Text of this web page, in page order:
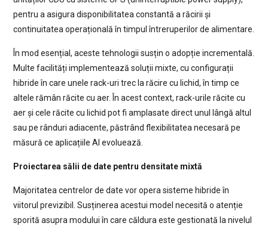
pentru a asigura disponibilitatea constantă a răcirii și
continuitatea operațională în timpul întreruperilor de alimentare.
În mod esențial, aceste tehnologii susțin o adopție incrementală.
Multe facilități implementează soluții mixte, cu configurații
hibride în care unele rack-uri trec la răcire cu lichid, în timp ce
altele rămân răcite cu aer. În acest context, rack-urile răcite cu
aer și cele răcite cu lichid pot fi amplasate direct unul lângă altul
sau pe rânduri adiacente, păstrând flexibilitatea necesară pe
măsură ce aplicațiile AI evoluează.
Proiectarea sălii de date pentru densitate mixtă
Majoritatea centrelor de date vor opera sisteme hibride în
viitorul previzibil. Susținerea acestui model necesită o atenție
sporită asupra modului în care căldura este gestionată la nivelul